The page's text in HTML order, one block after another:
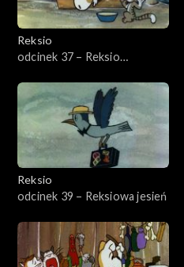
Reksio
odcinek 37 – Reksio
Reksio
odcinek 39 – Reksiowa jesień